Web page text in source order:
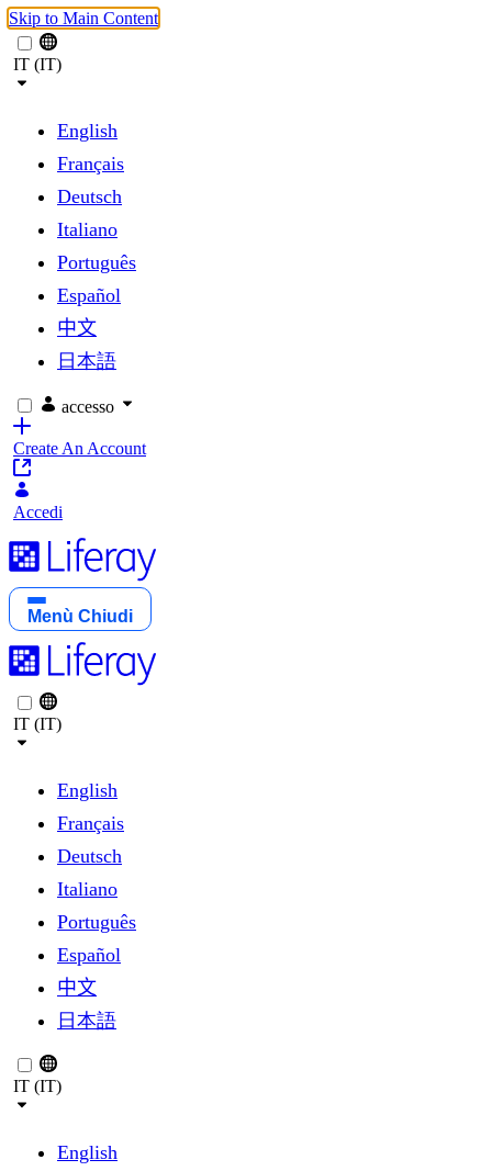
Skip to Main Content
IT (IT)
English
Français
Deutsch
Italiano
Português
Español
中文
日本語
accesso
Create An Account
Accedi
Menù Chiudi
IT (IT)
English
Français
Deutsch
Italiano
Português
Español
中文
日本語
IT (IT)
English